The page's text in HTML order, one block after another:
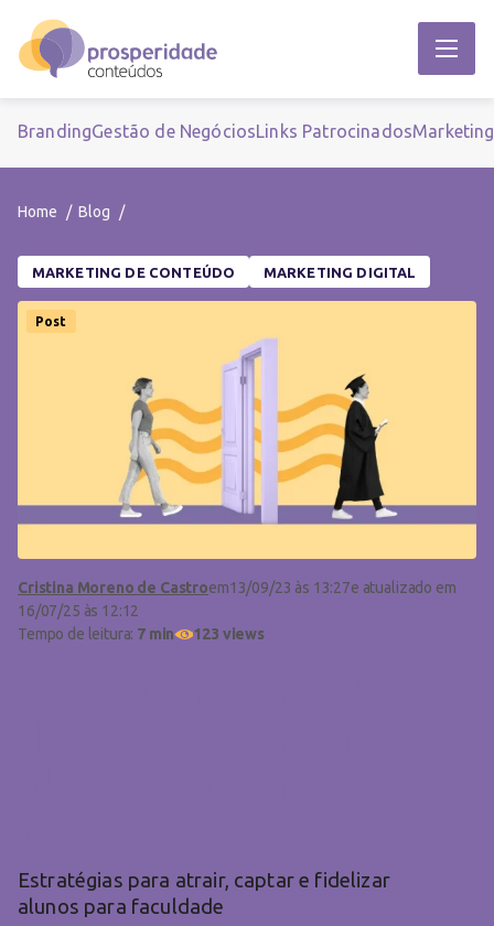
BrandingGestão de NegóciosLinks Patrocinados
Home Blog
MARKETING DE CONTEÚDO MARKETING DIGITAL
Post
Cristina Moreno de Castroem13/09/23 às 13:27e atualizado em
16/07/25 às 12:12
Tempo de leitura: 7 min 123 views
Estratégias para atrair, captar e fidelizar
alunos para faculdade